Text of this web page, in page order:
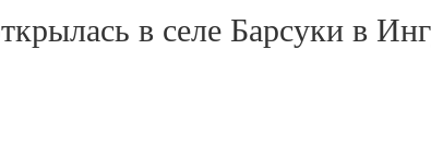
в селе Барсуки в